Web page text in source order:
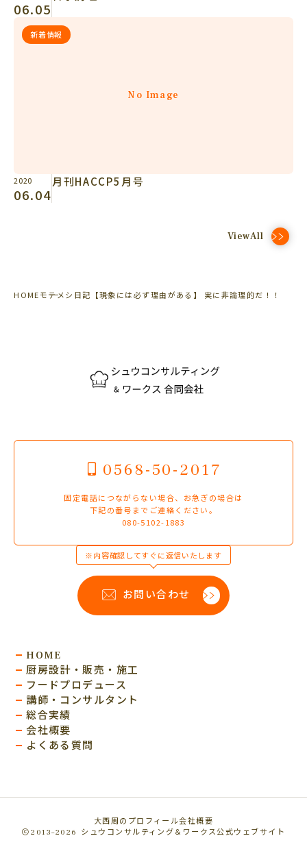
06.05
No Image
新着情報
2020
06.04
月刊HACCP5月号
ViewAll
HOMEモテメシ日記 【現象には必ず理由がある】 実に非論理的だ！！
0568-50-2017
固定電話につながらない場合、お急ぎの場合は
下記の番号までご連絡ください。
080-5102-1883
※内容確認してすぐに返信いたします
お問い合わせ
HOME
厨房設計・販売・施工
フードプロデュース
講師・コンサルタント
総合実績
会社概要
よくある質問
大西周のプロフィール会社概要
2013–2026 シュウコンサルティング＆ワークス公式ウェブサイト